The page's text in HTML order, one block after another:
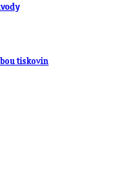
tiskovin